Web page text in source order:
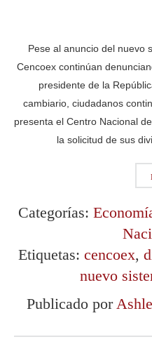
Pese al anuncio del nuevo
Cencoex continúan
presidente de la
cambiario, ciudadanos
presenta el Centro Nacional
la solicitud de sus
Categorías:
Etiquetas: cencoex,
nuevo
Publicado por